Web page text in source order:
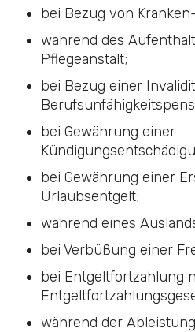
bei Bezug von
während des
Pflegeanstalt;
bei Bezug einer
bei Gewährung einer
bei Gewährung einer
Urlaubsentgelt;
während eines
bei Verbüßung einer
bei Entgeltfortzahlung
während der